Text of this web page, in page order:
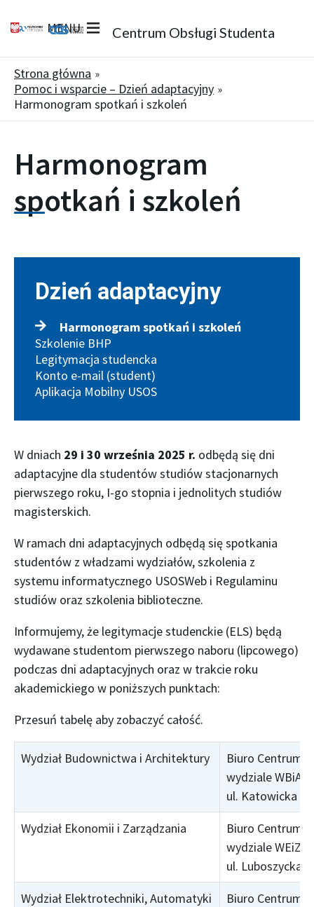
Centrum Obsługi Studenta
MENU
Strona główna
Pomoc i wsparcie – Dzień adaptacyjny
Harmonogram spotkań i szkoleń
Harmonogram
spotkań i szkoleń
W dniach 29 i 30 września 2025 r. odbędą się dni
adaptacyjne dla studentów studiów stacjonarnych
pierwszego roku, I-go stopnia i jednolitych studiów
magisterskich.
W ramach dni adaptacyjnych odbędą się spotkania
studentów z władzami wydziałów, szkolenia z
systemu informatycznego USOSWeb i Regulaminu
studiów oraz szkolenia biblioteczne.
Informujemy, że legitymacje studenckie (ELS) będą
wydawane studentom pierwszego naboru (lipcowego)
podczas dni adaptacyjnych oraz w trakcie roku
akademickiego w poniższych punktach:
Wydział Budownictwa i Architektury
Biuro Centrum
wydziale WBiA
ul. Katowicka
Wydział Ekonomii i Zarządzania
Biuro Centrum
wydziale WEiZ
ul. Luboszycka
Wydział Elektrotechniki, Automatyki
Biuro Centrum
Dzień adaptacyjny
Harmonogram spotkań i szkoleń
Szkolenie BHP
Legitymacja studencka
Konto e-mail (student)
Aplikacja Mobilny USOS